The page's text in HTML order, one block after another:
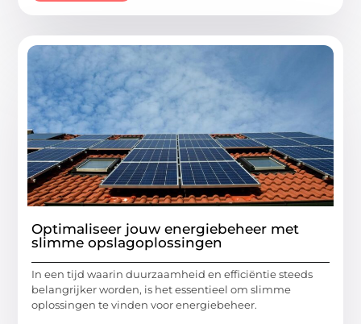
Optimaliseer jouw energiebeheer met
slimme opslagoplossingen
In een tijd waarin duurzaamheid en efficiëntie steeds
belangrijker worden, is het essentieel om slimme
oplossingen te vinden voor energiebeheer.